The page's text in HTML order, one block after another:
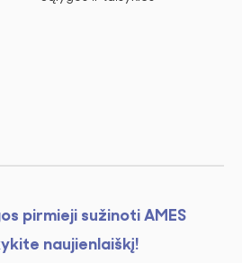
pirmieji sužinoti AMES
naujienlaiškį!